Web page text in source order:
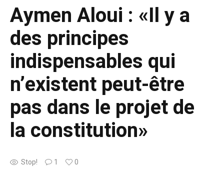
Aymen Aloui : «Il y a
des principes
indispensables qui
n’existent peut-être
pas dans le projet de
la constitution»
Stop! 1 0